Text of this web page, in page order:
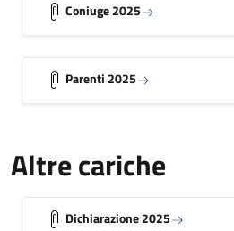
Coniuge 2025
Parenti 2025
Altre cariche
Dichiarazione 2025